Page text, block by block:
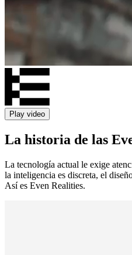
Play video
La historia de las
La tecnología actual le exige
la inteligencia es discreta, el
Así es Even Realities.